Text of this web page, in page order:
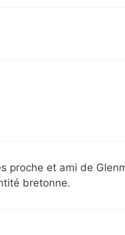
proche et ami de
bretonne.